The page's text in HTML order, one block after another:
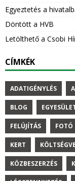
Egyeztetés a
Döntött a HVB
Letölthető a Csobi
CÍMKÉK
ADATIGÉNYLÉS
BLOG
FELÚJÍTÁS FOTÓ
KERT
KÖZBESZERZÉS